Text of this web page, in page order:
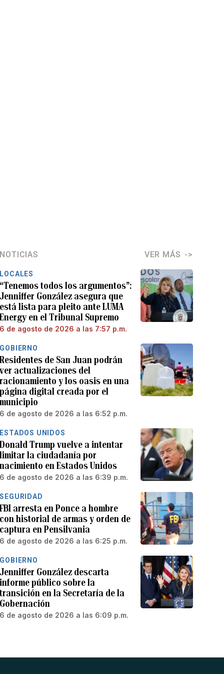
NOTICIAS VER MÁS
LOCALES
“Tenemos todos los argumentos”:
Jenniffer González asegura que
está lista para pleito ante LUMA
Energy en el Tribunal Supremo
6 de agosto de 2026 a las 7:57 p.m.
GOBIERNO
Residentes de San Juan podrán
ver actualizaciones del
racionamiento y los oasis en una
página digital creada por el
municipio
6 de agosto de 2026 a las 6:52 p.m.
ESTADOS UNIDOS
Donald Trump vuelve a intentar
limitar la ciudadanía por
nacimiento en Estados Unidos
6 de agosto de 2026 a las 6:39 p.m.
SEGURIDAD
FBI arresta en Ponce a hombre
con historial de armas y orden de
captura en Pensilvania
6 de agosto de 2026 a las 6:25 p.m.
GOBIERNO
Jenniffer González descarta
informe público sobre la
transición en la Secretaría de la
Gobernación
6 de agosto de 2026 a las 6:09 p.m.